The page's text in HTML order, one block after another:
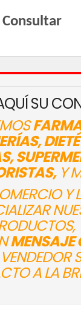
Consultar
SU
Y
Y
MENSAJE
A LA